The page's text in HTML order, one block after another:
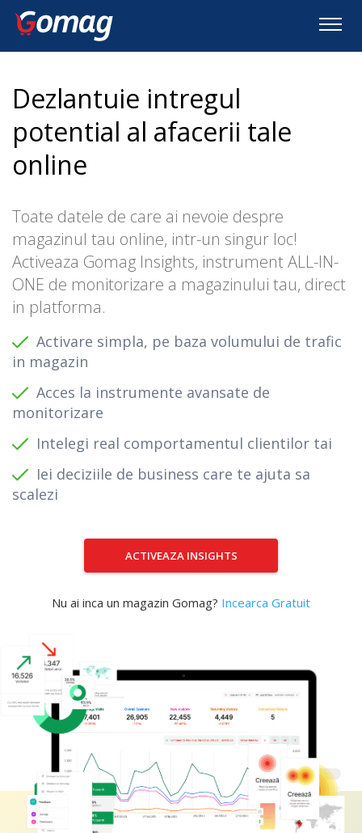
Dezlantuie intregul
potential al afacerii tale
online
Toate datele de care ai nevoie despre
magazinul tau online, intr-un singur loc!
Activeaza Gomag Insights, instrument ALL-IN-
ONE de monitorizare a magazinului tau, direct
in platforma.
Activare simpla, pe baza volumului de trafic
in magazin
Acces la instrumente avansate de
monitorizare
Intelegi real comportamentul clientilor tai
Iei deciziile de business care te ajuta sa
scalezi
ACTIVEAZA INSIGHTS
Nu ai inca un magazin Gomag? Incearca Gratuit